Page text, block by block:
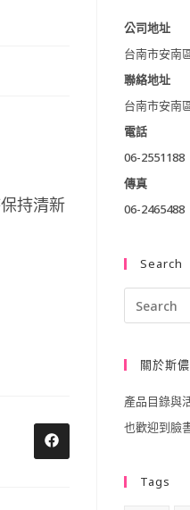
持清新
Opens
in
公司地址
台南市安南
聯絡地址
台南市安南
電話
06-2551188
傳真
06-2465488
Search
關於斯
產品目錄與
也歡迎到臉
Tags